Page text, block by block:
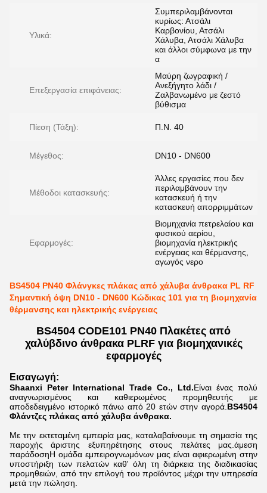
Υλικά:
Συμπεριλαμβάνονται
κυρίως: Ατσάλι
Καρβονίου, Ατσάλι
Χάλυβα, Ατσάλι Χάλυβα
και άλλοι σύμφωνα με την
α
Επεξεργασία επιφάνειας:
Μαύρη ζωγραφική /
Ανεξήγητο λάδι /
Ζαλβανωμένο με ζεστό
βύθισμα
Πίεση (Τάξη): Π.Ν. 40
Μέγεθος: DN10 - DN600
Μέθοδοι κατασκευής:
Άλλες εργασίες που δεν
περιλαμβάνουν την
κατασκευή ή την
κατασκευή απορριμμάτων
Εφαρμογές:
Βιομηχανία πετρελαίου και
φυσικού αερίου,
βιομηχανία ηλεκτρικής
ενέργειας και θέρμανσης,
αγωγός νερο
BS4504 PN40 Φλάνγκες πλάκας από χάλυβα άνθρακα PL RF
Σημαντική όψη DN10 - DN600 Κώδικας 101 για τη βιομηχανία
θέρμανσης και ηλεκτρικής ενέργειας
BS4504 CODE101 PN40 Πλακέτες από
χαλύβδινο άνθρακα PLRF για βιομηχανικές
εφαρμογές
Εισαγωγή:
Shaanxi Peter International Trade Co., Ltd.Είναι ένας πολύ
αναγνωρισμένος και καθιερωμένος προμηθευτής με
αποδεδειγμένο ιστορικό πάνω από 20 ετών στην αγορά. BS4504
Φλάντζες πλάκας από χάλυβα άνθρακα.
Με την εκτεταμένη εμπειρία μας, καταλαβαίνουμε τη σημασία της
παροχής άριστης εξυπηρέτησης στους πελάτες μας.άμεση
παράδοσηΗ ομάδα εμπειρογνωμόνων μας είναι αφιερωμένη στην
υποστήριξη των πελατών καθ' όλη τη διάρκεια της διαδικασίας
προμηθειών, από την επιλογή του προϊόντος μέχρι την υπηρεσία
μετά την πώληση.